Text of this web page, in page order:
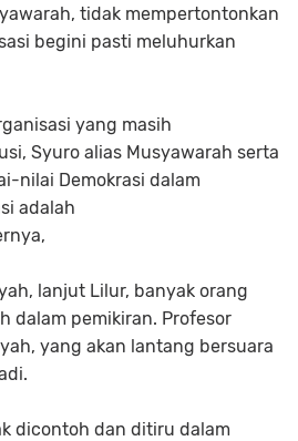
tidak mempertontonkan
begini pasti meluhurkan
yang masih
Syuro alias Musyawarah serta
nilai Demokrasi dalam
adalah
lanjut Lilur, banyak orang
dalam pemikiran. Profesor
yang akan lantang bersuara
dicontoh dan ditiru dalam